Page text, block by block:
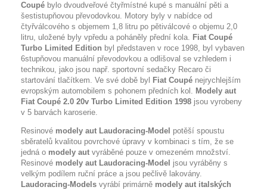
Coupé bylo dvoudveřové čtyřmístné kupé s manuální pěti a
šestistupňovou převodovkou. Motory byly v nabídce od
čtyřválcového s objemem 1,8 litru po pětiválcové o objemu 2,0
litru, uložené byly vpředu a poháněly přední kola. Fiat Coupé
Turbo Limited Edition byl představen v roce 1998, byl vybaven
6stupňovou manuální převodovkou a odlišoval se vzhledem i
technikou, jako jsou např. sportovní sedačky Recaro či
startování tlačítkem. Ve své době byl Fiat Coupé nejrychlejším
evropským automobilem s pohonem předních kol. Modely aut
Fiat Coupé 2.0 20v Turbo Limited Edition 1998 jsou vyrobeny
v 5 barvách karoserie.
Resinové modely aut Laudoracing-Model potěší spoustu
sběratelů kvalitou povrchové úpravy v kombinaci s tím, že se
jedná o modely aut vyráběné pouze v omezeném množství.
Resinové modely aut Laudoracing-Model jsou vyráběny s
velkým podílem ruční práce a jsou pečlivě lakovány.
Laudoracing-Models vyrábí primárně modely aut italských